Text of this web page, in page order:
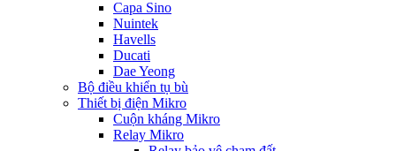
Capa Sino
Nuintek
Havells
Ducati
Dae Yeong
Bộ điều khiển tụ bù
Thiết bị điện Mikro
Cuộn kháng Mikro
Relay Mikro